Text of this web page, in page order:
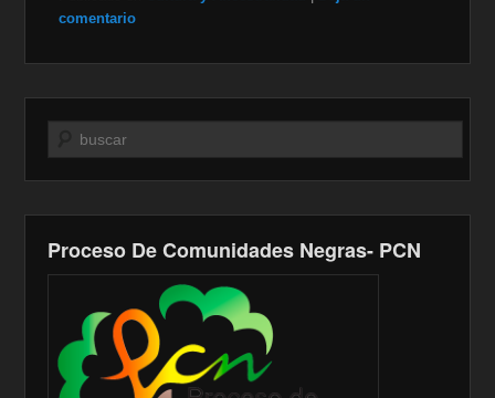
comentario
Buscar
Proceso De Comunidades Negras- PCN